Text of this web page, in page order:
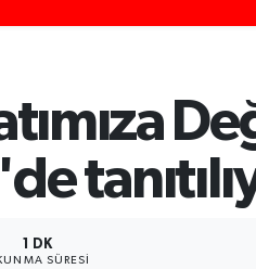
1 DK
SÜRESI